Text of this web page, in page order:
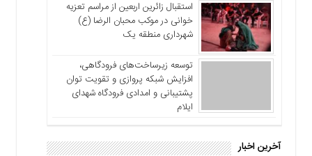
استقبال زائرین اربعین از مراسم تعزیه
خوانی در موکب محبان الرضا (ع)
شهرداری منطقه یک
توسعه زیرساخت‌های فرودگاهی،
افزایش شبکه پروازی و تقویت توان
پشتیبانی و امدادی فرودگاه شهدای
ایلام
آخرین اخبار